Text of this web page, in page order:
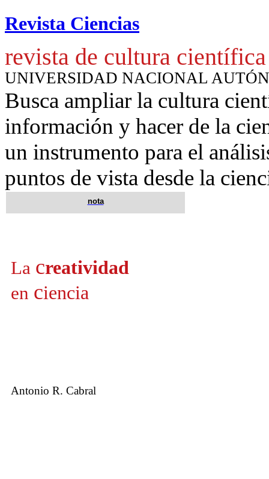
Revista Ciencias
revista de cultura científica
UNIVERSIDAD NACIONAL
Busca ampliar la cultura
información y hacer de la
un instrumento para el
puntos de vista desde la
nota
La creatividad
en ciencia
Antonio R. Cabral